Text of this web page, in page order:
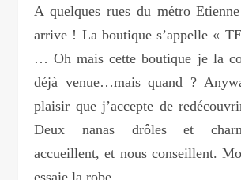
A quelques rues du métro
arrive ! La boutique s’appelle «
… Oh mais cette boutique je la
déjà venue…mais quand ?
plaisir que j’accepte de
Deux nanas drôles et
accueillent, et nous conseillent.
essaie la robe…